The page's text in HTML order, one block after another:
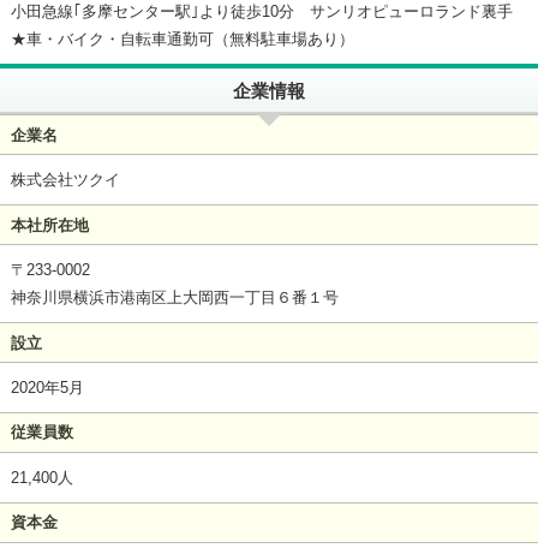
小田急線｢多摩センター駅｣より徒歩10分 サンリオピューロランド裏手
★車・バイク・自転車通勤可（無料駐車場あり）
企業情報
企業名
株式会社ツクイ
本社所在地
〒233-0002
神奈川県横浜市港南区上大岡西一丁目６番１号
設立
2020年5月
従業員数
21,400人
資本金